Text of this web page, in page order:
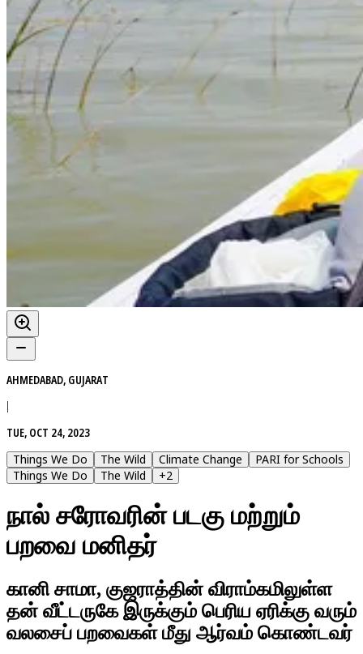
AHMEDABAD, GUJARAT
|
TUE, OCT 24, 2023
Things We Do
The Wild Climate Change
PARI for Schools
Things We Do
The Wild +2
நால் சரோவரின் படகு மற்றும்
பறவை மனிதர்
கானி சாமா, குஜராத்தின் விராம்கமிலுள்ள
தன் வீட்டருகே இருக்கும் பெரிய ஏரிக்கு வரும்
வலசைப் பறவைகள் மீது ஆர்வம் கொண்டவர்